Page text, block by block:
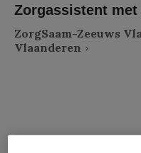
Zorgassistent
ZorgSaam-Zeeuws
Vlaanderen
VAKGEBIED